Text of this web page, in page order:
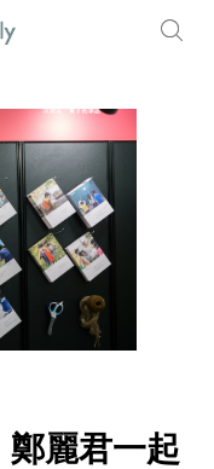
麗君一起